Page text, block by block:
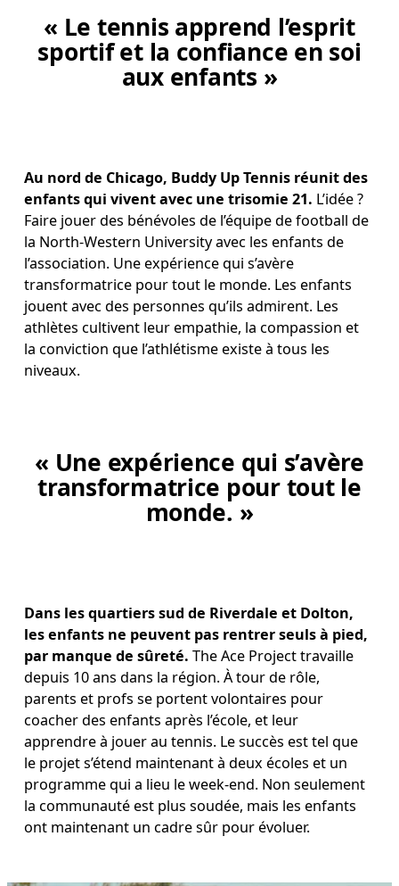
« Le tennis apprend l’esprit
sportif et la confiance en soi
aux enfants »
Au nord de Chicago, Buddy Up Tennis réunit des
enfants qui vivent avec une trisomie 21. L’idée ?
Faire jouer des bénévoles de l’équipe de football de
la North-Western University avec les enfants de
l’association. Une expérience qui s’avère
transformatrice pour tout le monde. Les enfants
jouent avec des personnes qu’ils admirent. Les
athlètes cultivent leur empathie, la compassion et
la conviction que l’athlétisme existe à tous les
niveaux.
« Une expérience qui s’avère
transformatrice pour tout le
monde. »
Dans les quartiers sud de Riverdale et Dolton,
les enfants ne peuvent pas rentrer seuls à pied,
par manque de sûreté. The Ace Project travaille
depuis 10 ans dans la région. À tour de rôle,
parents et profs se portent volontaires pour
coacher des enfants après l’école, et leur
apprendre à jouer au tennis. Le succès est tel que
le projet s’étend maintenant à deux écoles et un
programme qui a lieu le week-end. Non seulement
la communauté est plus soudée, mais les enfants
ont maintenant un cadre sûr pour évoluer.